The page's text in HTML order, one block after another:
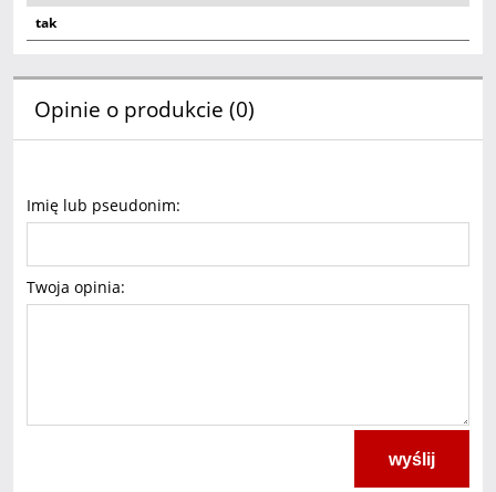
tak
Opinie o produkcie (0)
Imię lub pseudonim:
Twoja opinia:
wyślij